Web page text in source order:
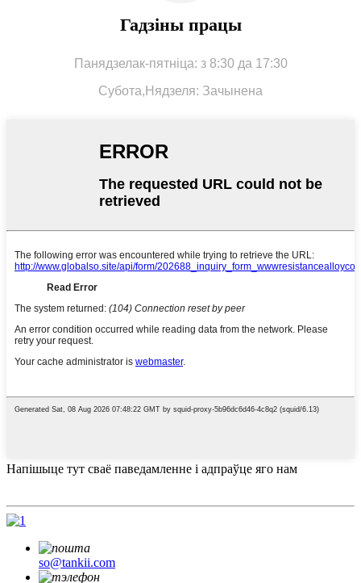
Гадзіны працы
Панядзелак-пятніца: з 8:30 да 17:30
Субота, Нядзеля: Зачынена
Напішыце тут сваё паведамленне і адпраўце яго нам
so@tankii.com